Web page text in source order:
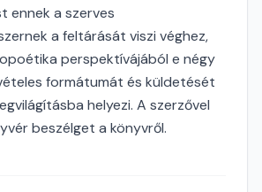
ennek a szerves
a feltárását viszi véghez,
perspektívájából e négy
formátumát és küldetését
helyezi. A szerzővel
beszélget a könyvről.